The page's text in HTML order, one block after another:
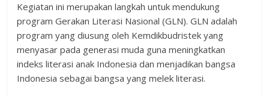
Kegiatan ini merupakan langkah untuk mendukung
program Gerakan Literasi Nasional (GLN). GLN adalah
program yang diusung oleh Kemdikbudristek yang
menyasar pada generasi muda guna meningkatkan
indeks literasi anak Indonesia dan menjadikan bangsa
Indonesia sebagai bangsa yang melek literasi.